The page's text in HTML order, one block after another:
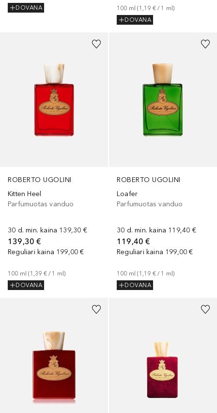
DOVANA
100 ml (1,19 € / 1 ml)
DOVANA
ROBERTO UGOLINI
Kitten Heel
Parfumuotas vanduo
30 d. min. kaina 139,30 €
139,30 €
Reguliari kaina 199,00 €
100 ml (1,39 € / 1 ml)
DOVANA
ROBERTO UGOLINI
Loafer
Parfumuotas vanduo
30 d. min. kaina 119,40 €
119,40 €
Reguliari kaina 199,00 €
100 ml (1,19 € / 1 ml)
DOVANA